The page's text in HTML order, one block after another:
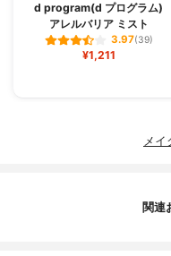
d program(d プログラム)
アレルバリア ミスト
3.97(39)
¥1,211
メイ
関連